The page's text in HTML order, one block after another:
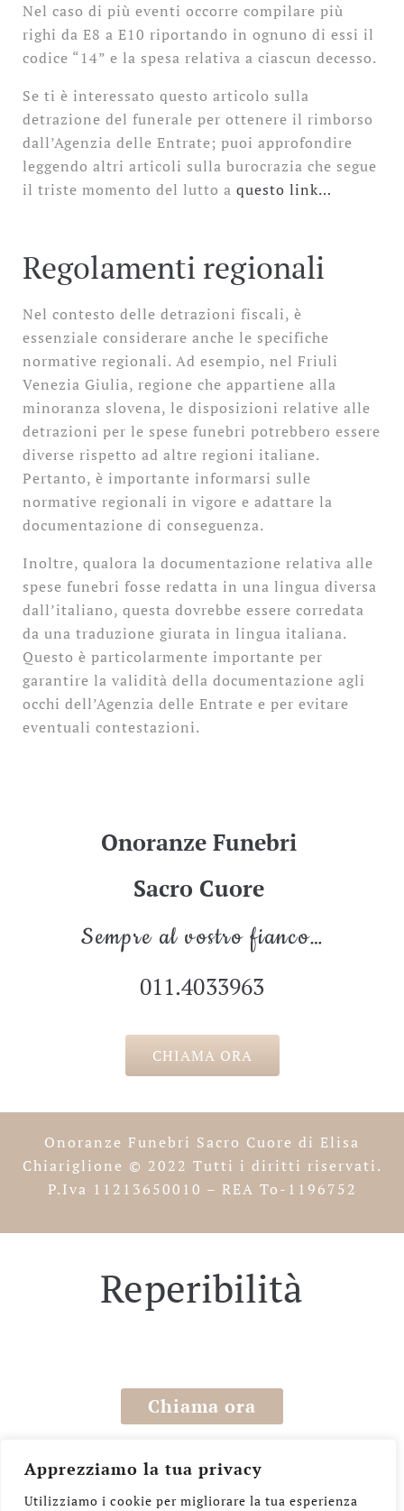
Apprezziamo la tua privacy
Utilizziamo i cookie per migliorare la tua esperienza
Nel caso di più eventi occorre compilare più
righi da E8 a E10 riportando in ognuno di essi il
codice “14” e la spesa relativa a ciascun decesso.
Se ti è interessato questo articolo sulla
detrazione del funerale per ottenere il rimborso
dall’Agenzia delle Entrate; puoi approfondire
leggendo altri articoli sulla burocrazia che segue
il triste momento del lutto a questo link…
Regolamenti regionali
Nel contesto delle detrazioni fiscali, è
essenziale considerare anche le specifiche
normative regionali. Ad esempio, nel Friuli
Venezia Giulia, regione che appartiene alla
minoranza slovena, le disposizioni relative alle
detrazioni per le spese funebri potrebbero essere
diverse rispetto ad altre regioni italiane.
Pertanto, è importante informarsi sulle
normative regionali in vigore e adattare la
documentazione di conseguenza.
Inoltre, qualora la documentazione relativa alle
spese funebri fosse redatta in una lingua diversa
dall’italiano, questa dovrebbe essere corredata
da una traduzione giurata in lingua italiana.
Questo è particolarmente importante per
garantire la validità della documentazione agli
occhi dell’Agenzia delle Entrate e per evitare
eventuali contestazioni.
Onoranze Funebri
Sacro Cuore
Sempre al vostro fianco…
011.4033963
CHIAMA ORA
Onoranze Funebri Sacro Cuore di Elisa
Chiariglione © 2022 Tutti i diritti riservati.
P.Iva 11213650010 – REA To-1196752
Reperibilità
Chiama ora
WhatsApp